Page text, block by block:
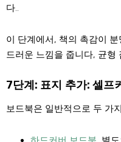
다..
이 단계에서, 책의 촉감이
드러운 느낌을 줍니다, 균형
7단계: 표지 추가: 셀프
보드북은 일반적으로 두 가